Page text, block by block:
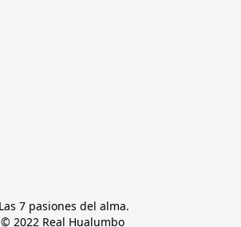
© 2022 Real Hualumbo